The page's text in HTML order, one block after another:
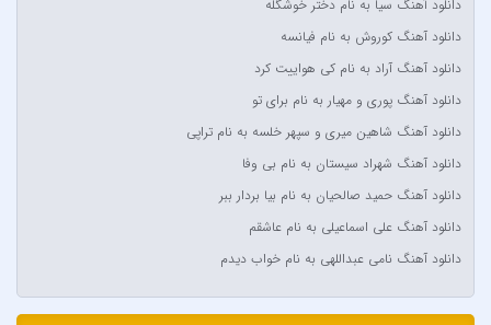
آدین
آر اس اچ
آراد
آراد شاک
آراد عباسی
آراز
آراز المان
آراز نصیری
آراکوم
آران
دانلود آهنگ سیا به نام دختر خوشگله
دانلود آهنگ کوروش به نام فیانسه
دانلود آهنگ آراد به نام کی هواییت کرد
دانلود آهنگ پوری و مهیار به نام برای تو
دانلود آهنگ شاهین میری و سپهر خلسه به نام تراپی
دانلود آهنگ شهراد سیستان به نام بی وفا
دانلود آهنگ حمید صالحیان به نام بیا بردار ببر
دانلود آهنگ علی اسماعیلی به نام عاشقم
دانلود آهنگ نامی عبداللهی به نام خواب دیدم